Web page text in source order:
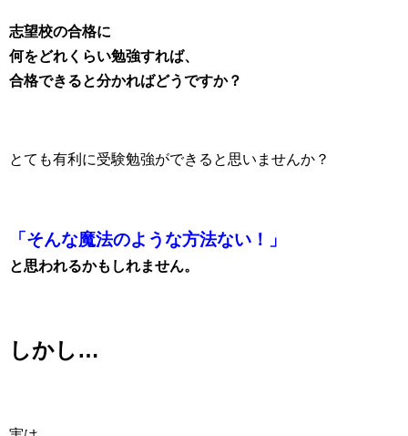
志望校の合格に
何をどれくらい勉強すれば、
合格できると分かればどうですか？
とても有利に受験勉強ができると思いませんか？
「そんな魔法のような方法ない！」
と思われるかもしれません。
しかし…